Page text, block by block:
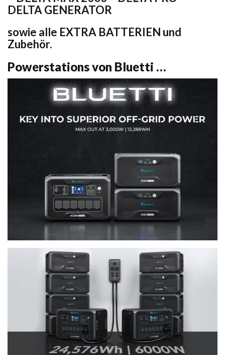
DELTA GENERATOR
sowie alle EXTRA BATTERIEN und
Zubehör.
Powerstations von Bluetti …